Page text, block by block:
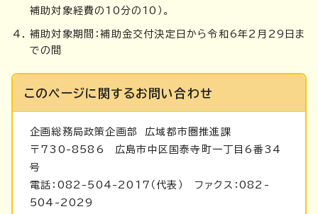
補助対象経費の10分の10）。
補助対象期間：補助金交付決定日から令和6年2月29日ま
での間
このページに関するお問い合わせ
企画総務局政策企画部 広域都市圏推進課
〒730-8586 広島市中区国泰寺町一丁目6番34
号
電話：082-504-2017（代表） ファクス：082-
504-2029